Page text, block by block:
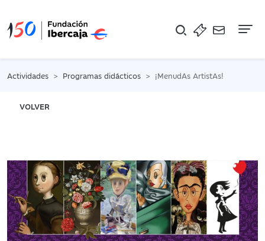
Actividades Programas didácticos ¡MenudAs ArtistAs!
VOLVER